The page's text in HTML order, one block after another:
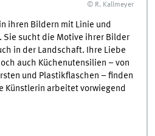
© R. Kallmeyer
ihren Bildern mit Linie und
Sie sucht die Motive ihrer Bilder
in der Landschaft. Ihre Liebe
auch Küchenutensilien – von
und Plastikflaschen – finden
Künstlerin arbeitet vorwiegend